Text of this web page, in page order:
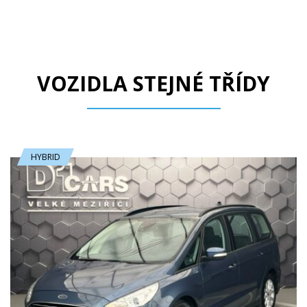
VOZIDLA STEJNÉ TŘÍDY
HYBRID